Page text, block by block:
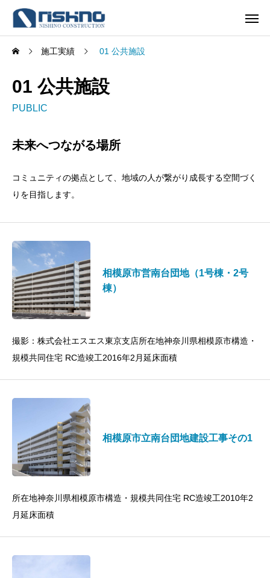
施工実績 01 公共施設
01 公共施設
PUBLIC
未来へつながる場所
コミュニティの拠点として、地域の人が繋がり成長する空間づく
りを目指します。
相模原市営南台団地（1号棟・2号
棟）
撮影：株式会社エスエス東京支店所在地神奈川県相模原市構造・
規模共同住宅 RC造竣工2016年2月延床面積
相模原市立南台団地建設工事その1
所在地神奈川県相模原市構造・規模共同住宅 RC造竣工2010年2
月延床面積